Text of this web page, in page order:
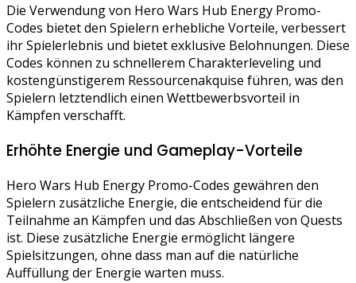
Die Verwendung von Hero Wars Hub Energy Promo-
Codes bietet den Spielern erhebliche Vorteile, verbessert
ihr Spielerlebnis und bietet exklusive Belohnungen. Diese
Codes können zu schnellerem Charakterleveling und
kostengünstigerem Ressourcenakquise führen, was den
Spielern letztendlich einen Wettbewerbsvorteil in
Kämpfen verschafft.
Erhöhte Energie und Gameplay-Vorteile
Hero Wars Hub Energy Promo-Codes gewähren den
Spielern zusätzliche Energie, die entscheidend für die
Teilnahme an Kämpfen und das Abschließen von Quests
ist. Diese zusätzliche Energie ermöglicht längere
Spielsitzungen, ohne dass man auf die natürliche
Auffüllung der Energie warten muss.